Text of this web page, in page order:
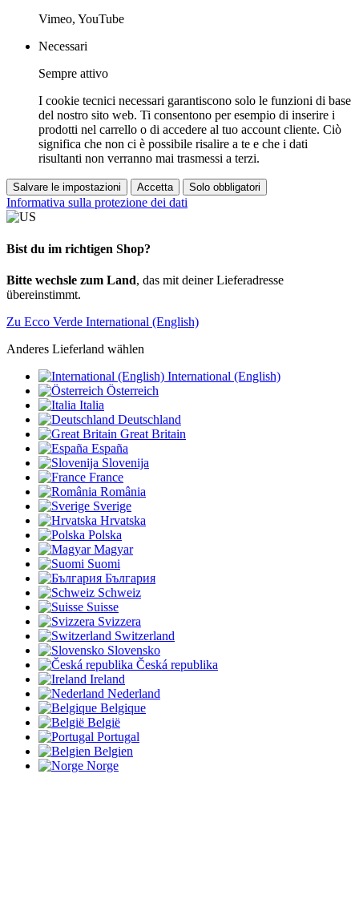
Vimeo, YouTube
Necessari
Sempre attivo
I cookie tecnici necessari garantiscono solo le funzioni di base
del nostro sito web. Ti consentono per esempio di inserire i
prodotti nel carrello o di accedere al tuo account cliente. Ciò
significa che non ci è possibile risalire a te e che i dati
risultanti non verranno mai trasmessi a terzi.
Salvare le impostazioni Accetta Solo obbligatori
Informativa sulla protezione dei dati
Bist du im richtigen Shop?
Bitte wechsle zum Land, das mit deiner Lieferadresse
übereinstimmt.
Zu Ecco Verde International (English)
Anderes Lieferland wählen
International (English)
Österreich
Italia
Deutschland
Great Britain
España
Slovenija
France
România
Sverige
Hrvatska
Polska
Magyar
Suomi
България
Schweiz
Suisse
Svizzera
Switzerland
Slovensko
Česká republika
Ireland
Nederland
Belgique
België
Portugal
Belgien
Norge